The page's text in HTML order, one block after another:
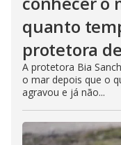
quanto
protetora
A protetora Bia
o mar depois que o
agravou e já não...